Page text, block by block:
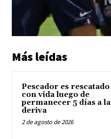
Más leídas
Pescador es rescatado
con vida luego de
permanecer 5 días a la
deriva
2 de agosto de 2026